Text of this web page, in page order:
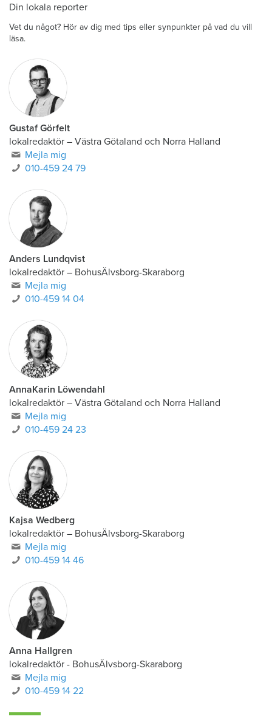
Din lokala reporter
Vet du något? Hör av dig med tips eller synpunkter på vad du vill
läsa.
Gustaf Görfelt
lokalredaktör – Västra Götaland och Norra Halland
Mejla mig
010-459 24 79
Anders Lundqvist
lokalredaktör – BohusÄlvsborg-Skaraborg
Mejla mig
010-459 14 04
AnnaKarin Löwendahl
lokalredaktör – Västra Götaland och Norra Halland
Mejla mig
010-459 24 23
Kajsa Wedberg
lokalredaktör – BohusÄlvsborg-Skaraborg
Mejla mig
010-459 14 46
Anna Hallgren
lokalredaktör - BohusÄlvsborg-Skaraborg
Mejla mig
010-459 14 22